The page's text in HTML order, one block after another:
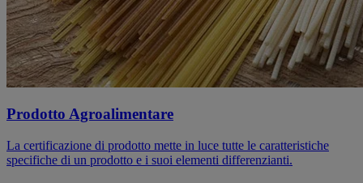
Prodotto Agroalimentare
La certificazione di prodotto mette in luce tutte le caratteristiche
specifiche di un prodotto e i suoi elementi differenzianti.